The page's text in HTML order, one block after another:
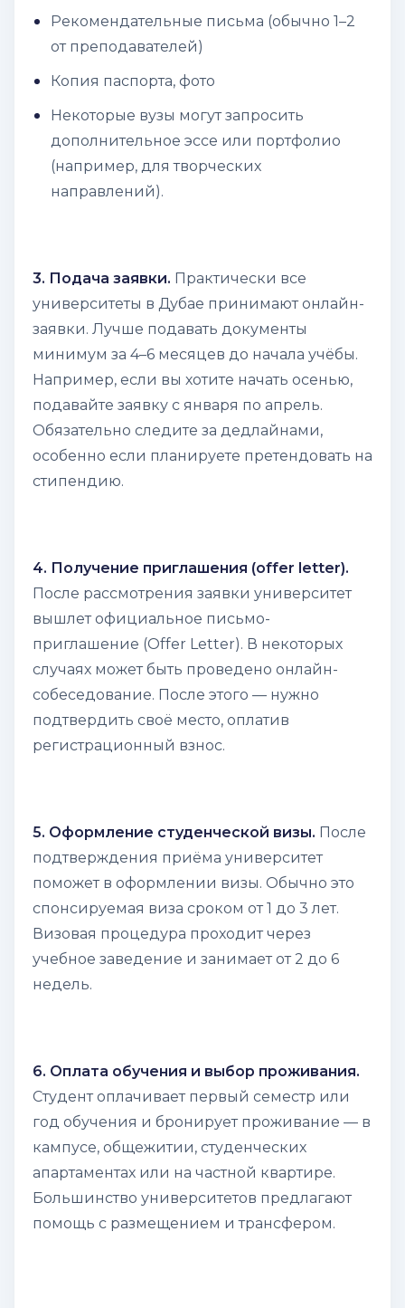
Рекомендательные письма (обычно 1–2
от преподавателей)
Копия паспорта, фото
Некоторые вузы могут запросить
дополнительное эссе или портфолио
(например, для творческих
направлений).
3. Подача заявки. Практически все
университеты в Дубае принимают онлайн-
заявки. Лучше подавать документы
минимум за 4–6 месяцев до начала учёбы.
Например, если вы хотите начать осенью,
подавайте заявку с января по апрель.
Обязательно следите за дедлайнами,
особенно если планируете претендовать на
стипендию.
4. Получение приглашения (offer letter).
После рассмотрения заявки университет
вышлет официальное письмо-
приглашение (Offer Letter). В некоторых
случаях может быть проведено онлайн-
собеседование. После этого — нужно
подтвердить своё место, оплатив
регистрационный взнос.
5. Оформление студенческой визы. После
подтверждения приёма университет
поможет в оформлении визы. Обычно это
спонсируемая виза сроком от 1 до 3 лет.
Визовая процедура проходит через
учебное заведение и занимает от 2 до 6
недель.
6. Оплата обучения и выбор проживания.
Студент оплачивает первый семестр или
год обучения и бронирует проживание — в
кампусе, общежитии, студенческих
апартаментах или на частной квартире.
Большинство университетов предлагают
помощь с размещением и трансфером.